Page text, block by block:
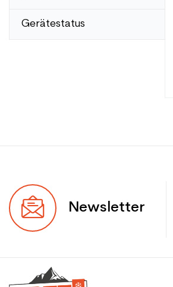
Gerätestatus
Newsletter